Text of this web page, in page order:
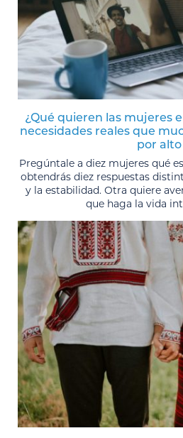
¿Qué quieren las mujeres
necesidades reales que
por alto
Pregúntale a diez mujeres qué
obtendrás diez respuestas
y la estabilidad. Otra quiere
que haga la vida